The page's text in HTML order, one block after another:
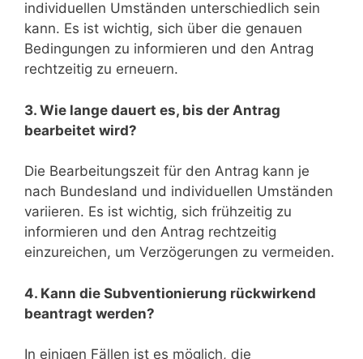
individuellen Umständen unterschiedlich sein
kann. Es ist wichtig, sich über die genauen
Bedingungen zu informieren und den Antrag
rechtzeitig zu erneuern.
3. Wie lange dauert es, bis der Antrag
bearbeitet wird?
Die Bearbeitungszeit für den Antrag kann je
nach Bundesland und individuellen Umständen
variieren. Es ist wichtig, sich frühzeitig zu
informieren und den Antrag rechtzeitig
einzureichen, um Verzögerungen zu vermeiden.
4. Kann die Subventionierung rückwirkend
beantragt werden?
In einigen Fällen ist es möglich, die